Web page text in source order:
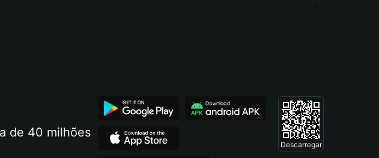
de 40 milhões
Descarregar